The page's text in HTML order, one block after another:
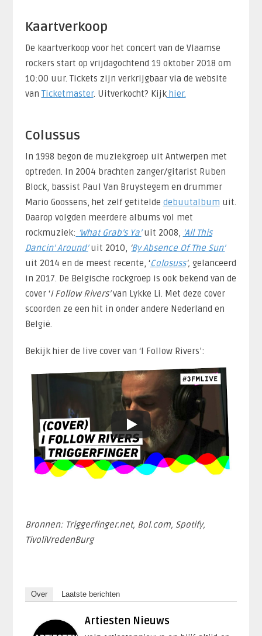
Kaartverkoop
De kaartverkoop voor het concert van de Vlaamse
rockers start op vrijdagochtend 19 oktober 2018 om
10:00 uur. Tickets zijn verkrijgbaar via de website
vanTicketmaster. Uitverkocht? Kijkhier.
Colussus
In 1998 begon de muziekgroep uit Antwerpen met
optreden. In 2004 brachten zanger/gitarist Ruben
Block, bassist Paul Van Bruystegem en drummer
Mario Goossens, het zelf getitelde debuutalbum uit.
Daarop volgden meerdere albums vol met
rockmuziek: ‘What Grab’s Ya’uit 2008, ‘All This
Dancin’ Around’ uit 2010, ‘By Absence Of The Sun’
uit 2014 en de meest recente, ‘Colosuss‘, gelanceerd
in 2017. De Belgische rockgroep is ook bekend van de
cover ‘I Follow Rivers’van Lykke Li. Met deze cover
scoorden ze een hit in onder andere Nederland en
België.
Bekijk hier de live cover van ‘I Follow Rivers’:
Bronnen: Triggerfinger.net, Bol.com, Spotify,
TivoliVredenBurg
Over Laatste berichten
Artiesten Nieuws